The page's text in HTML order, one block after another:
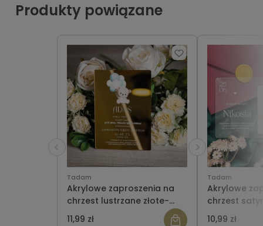
Produkty powiązane
Tadam
Akrylowe zaproszenia na
chrzest lustrzane złote-
WZÓR 13 b
11,99 zł
Tadam
Akrylowe
chrzest
zdjęciem
10,99 zł